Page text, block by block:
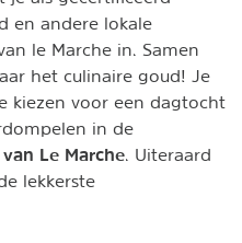
en andere lokale
le Marche in. Samen
het culinaire goud! Je
kiezen voor een dagtocht
in de
Le Marche . Uiteraard
lekkerste